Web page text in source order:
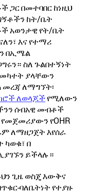
ጋርበመተባበር ከነዚህ
ከት/ቤት
አወንታዊየት/ቤት
እናየተማሪ
በኢሜል
ስለ ጉልበተኝነት
ያላቸውን
መረጃለማግኘት፡
ለወላጆች የሚለውን
ሰብአዊ መብቶች
የመጀመሪያውንየOHR
ለማዘጋጀት እየሰራ
ካወቁ፣ በ
ይችላሉ።
ጊዜ ወስጄእውቅና
-ባለቤትነት የተያዙ